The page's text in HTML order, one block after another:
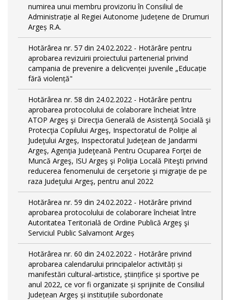
numirea unui membru provizoriu în Consiliul de
Administrație al Regiei Autonome Județene de Drumuri
Argeș R.A.
Hotărârea nr. 57 din 24.02.2022 - Hotărâre pentru
aprobarea revizuirii proiectului partenerial privind
campania de prevenire a delicvenței juvenile „Educație
fără violență"
Hotărârea nr. 58 din 24.02.2022 - Hotărâre pentru
aprobarea protocolului de colaborare încheiat între
ATOP Argeş şi Direcţia Generală de Asistenţă Socială şi
Protecţia Copilului Argeş, Inspectoratul de Poliţie al
Judeţului Argeş, Inspectoratul Judeţean de Jandarmi
Argeş, Agenţia Judeţeană Pentru Ocuparea Forţei de
Muncă Argeş, ISU Argeş şi Poliţia Locală Piteşti privind
reducerea fenomenului de cerşetorie şi migraţie de pe
raza Judeţului Argeş, pentru anul 2022
Hotărârea nr. 59 din 24.02.2022 - Hotărâre privind
aprobarea protocolului de colaborare încheiat între
Autoritatea Teritorială de Ordine Publică Argeş şi
Serviciul Public Salvamont Argeș
Hotărârea nr. 60 din 24.02.2022 - Hotărâre privind
aprobarea calendarului principalelor activități și
manifestări cultural-artistice, științifice și sportive pe
anul 2022, ce vor fi organizate și sprijinite de Consiliul
Județean Argeș și instituțiile subordonate